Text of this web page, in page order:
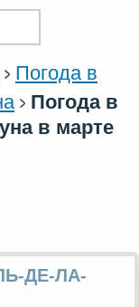
Погода в
Погода в
в марте
ДЕ-ЛА-